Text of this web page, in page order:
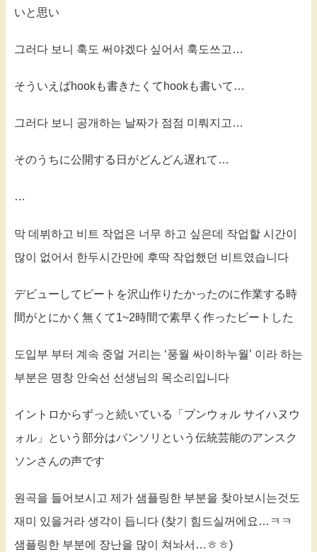
いと思い
그러다 보니 훅도 써야겠다 싶어서 훅도쓰고…
そういえばhookも書きたくてhookも書いて…
그러다 보니 공개하는 날짜가 점점 미뤄지고…
そのうちに公開する日がどんどん遅れて…
…
막 데뷔하고 비트 작업은 너무 하고 싶은데 작업할 시간이
많이 없어서 한두시간만에 후딱 작업했던 비트였습니다
デビューしてビートを沢山作りたかったのに作業する時
間がとにかく無くて1~2時間で素早く作ったビートした
도입부 부터 계속 중얼 거리는 ‘풍월 싸이하누월’ 이라 하는
부분은 명창 안숙선 선생님의 목소리입니다
イントロからずっと続いている「プンウォル サイハヌウ
ォル」という部分はパンソリという伝統芸能のアンスク
ソンさんの声です
원곡을 들어보시고 제가 샘플링한 부분을 찾아보시는것도
재미 있을거라 생각이 듭니다 (찾기 힘드실꺼에요…ㅋㅋ
샘플링한 부분에 장난을 많이 쳐놔서…ㅎㅎ)